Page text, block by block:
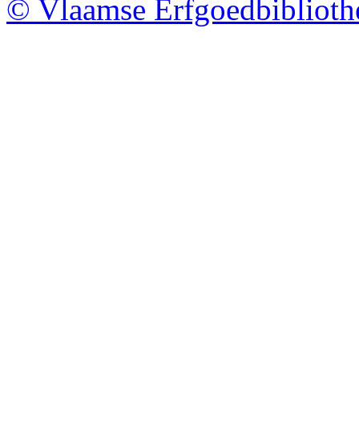
© Vlaamse